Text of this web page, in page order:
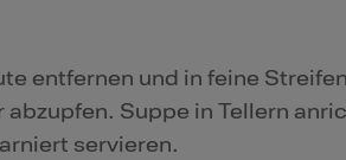
entfernen und in feine
Suppe in Tellern
servieren.